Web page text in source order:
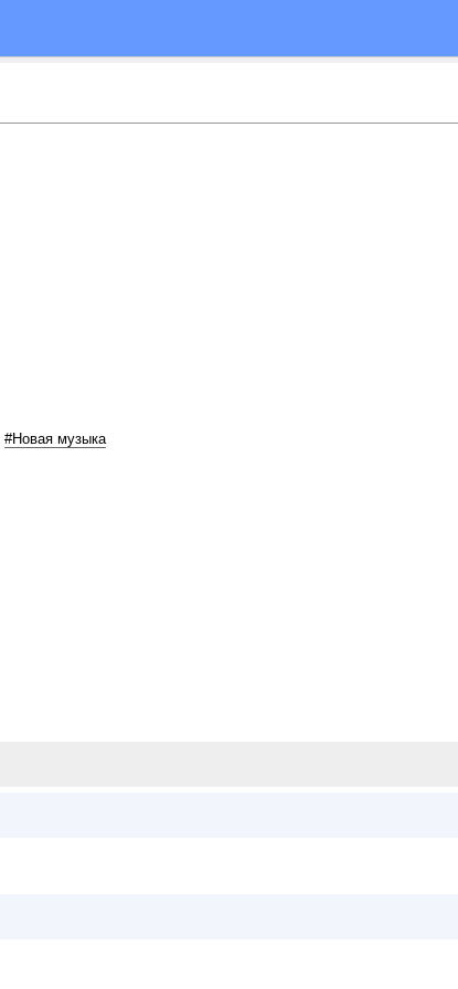
#Новая музыка